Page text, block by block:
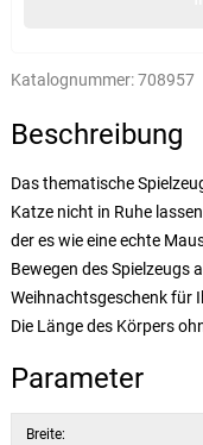
Katalognummer:708957
Beschreibung
Das thematische
Katze nicht in Ruhe
der es wie eine echte
Bewegen des Spielzeugs
Weihnachtsgeschenk für
Die Länge des Körpers
Parameter
Breite: